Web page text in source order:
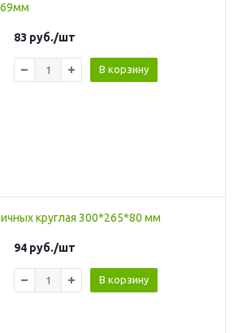
83 руб./шт
В корзину
круглая 300*265*80 мм
94 руб./шт
В корзину